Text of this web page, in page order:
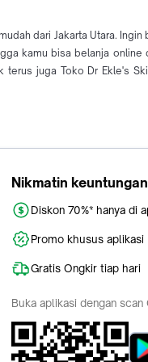
dari Jakarta Utara.
kamu bisa belanja
juga Toko Dr Ekle's
Nikmatin
Diskon 70%* hanya di
Promo khusus aplikasi
Gratis Ongkir tiap hari
Buka aplikasi dengan